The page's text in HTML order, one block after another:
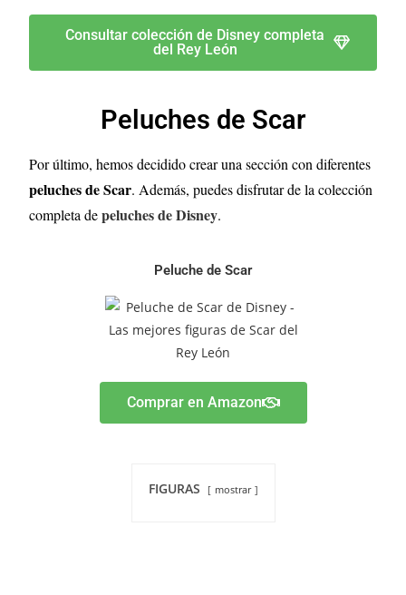
Consultar colección de Disney completa
del Rey León
Peluches de Scar
Por último, hemos decidido crear una sección con diferentes
peluches de Scar. Además, puedes disfrutar de la colección
completa depeluches de Disney.
Peluche de Scar
Comprar en Amazon
FIGURAS mostrar